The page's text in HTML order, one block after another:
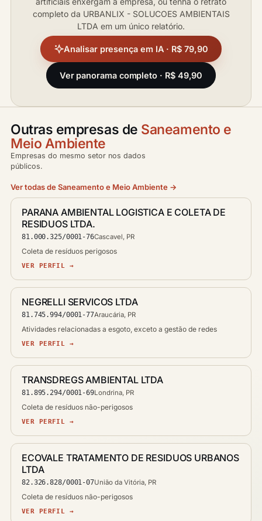
completo da URBANLIX - SOLUCOES AMBIENTAIS
LTDA em um único relatório.
Analisar presença em IA · R$ 79,90
Ver panorama completo · R$ 49,90
Outras empresas de Saneamento e
Meio Ambiente
Empresas do mesmo setor nos dados
públicos.
Ver todas de Saneamento e Meio Ambiente →
PARANA AMBIENTAL LOGISTICA E COLETA DE
RESIDUOS LTDA.
81.000.325/0001-76Cascavel, PR
Coleta de resíduos perigosos
VER PERFIL →
NEGRELLI SERVICOS LTDA
81.745.994/0001-77Araucária, PR
Atividades relacionadas a esgoto, exceto a gestão de redes
VER PERFIL →
TRANSDREGS AMBIENTAL LTDA
81.895.294/0001-69Londrina, PR
Coleta de resíduos não-perigosos
VER PERFIL →
ECOVALE TRATAMENTO DE RESIDUOS URBANOS
LTDA
82.326.828/0001-07União da Vitória, PR
Coleta de resíduos não-perigosos
VER PERFIL →